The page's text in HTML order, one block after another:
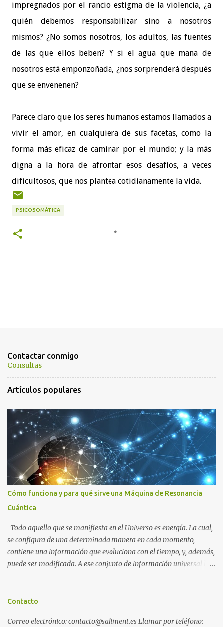
impregnados por el rancio estigma de la violencia, ¿a
quién debemos responsabilizar sino a nosotros
mismos? ¿No somos nosotros, los adultos, las fuentes
de las que ellos beben? Y si el agua que mana de
nosotros está emponzoñada, ¿nos sorprenderá después
que se envenenen?
Parece claro que los seres humanos estamos llamados a
vivir el amor, en cualquiera de sus facetas, como la
forma más eficaz de caminar por el mundo; y la más
digna a la hora de afrontar esos desafíos, a veces
dificultosos, que nos plantea cotidianamente la vida.
PSICOSOMÁTICA
a
r
i
o
s
Contactar conmigo
Consultas
Artículos populares
Cómo funciona y para qué sirve una Máquina de Resonancia
Cuántica
Todo aquello que se manifiesta en el Universo es energía. La cual,
se configura de una determinada manera en cada momento,
contiene una información que evoluciona con el tiempo, y, además,
puede ser modificada. A ese conjunto de información universal lo
pensamos en alguien que hace tiempo que no vemos y, de repente,
deseamos algo con intensidad y, contra toda probabilidad, termina
Contacto
Correo electrónico: contacto@saliment.es Llamar por teléfono: